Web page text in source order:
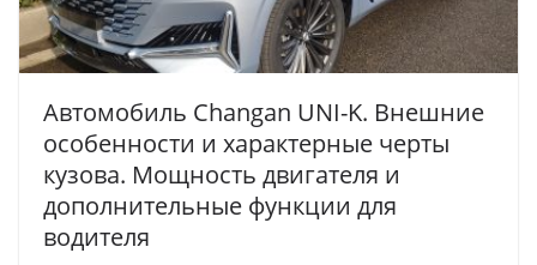
Автомобиль Changan UNI-K. Внешние
особенности и характерные черты
кузова. Мощность двигателя и
дополнительные функции для
водителя